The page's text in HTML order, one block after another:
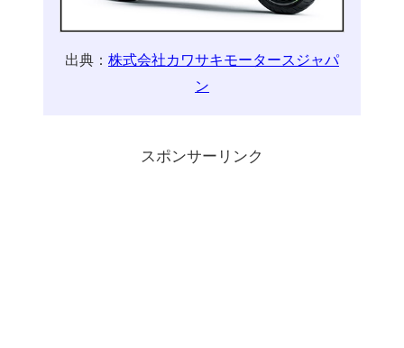
出典： 株式会社カワサキモータースジャパ
ン
スポンサーリンク